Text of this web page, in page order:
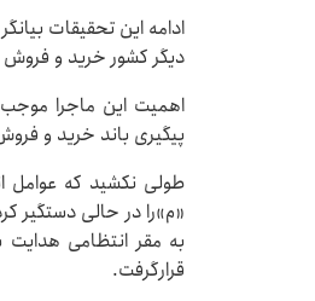
ادامه این تحقیقات
دیگر کشور خرید و فروش
اهمیت این ماجرا
پیگیری باند خرید و
طولی نکشید که عوامل
«م»را در حالی دستگیر
به مقر انتظامی
قرارگرفت.